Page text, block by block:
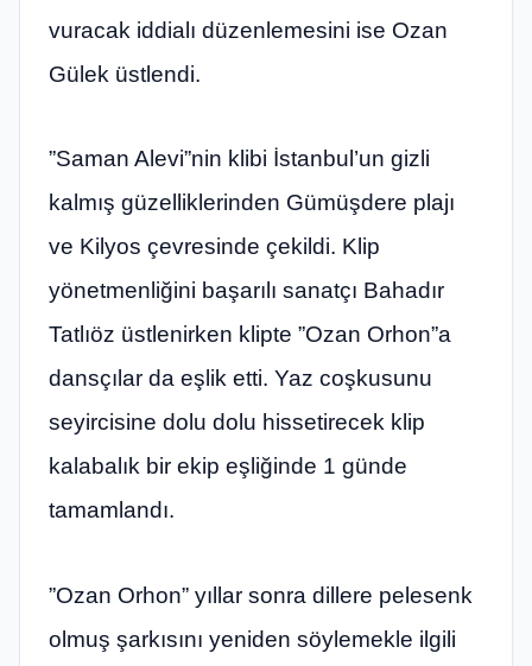
vuracak iddialı düzenlemesini ise Ozan
Gülek üstlendi.
”Saman Alevi”nin klibi İstanbul’un gizli
kalmış güzelliklerinden Gümüşdere plajı
ve Kilyos çevresinde çekildi. Klip
yönetmenliğini başarılı sanatçı Bahadır
Tatlıöz üstlenirken klipte ”Ozan Orhon”a
dansçılar da eşlik etti. Yaz coşkusunu
seyircisine dolu dolu hissetirecek klip
kalabalık bir ekip eşliğinde 1 günde
tamamlandı.
”Ozan Orhon” yıllar sonra dillere pelesenk
olmuş şarkısını yeniden söylemekle ilgili